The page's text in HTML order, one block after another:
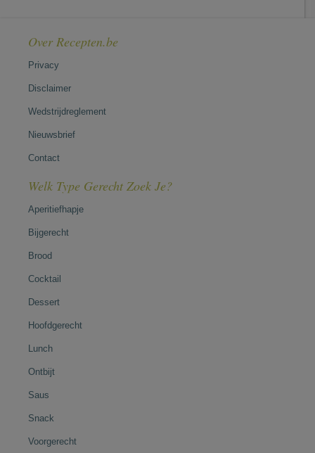
Over Recepten.be
Privacy
Disclaimer
Wedstrijdreglement
Nieuwsbrief
Contact
Welk Type Gerecht Zoek Je?
Aperitiefhapje
Bijgerecht
Brood
Cocktail
Dessert
Hoofdgerecht
Lunch
Ontbijt
Saus
Snack
Voorgerecht